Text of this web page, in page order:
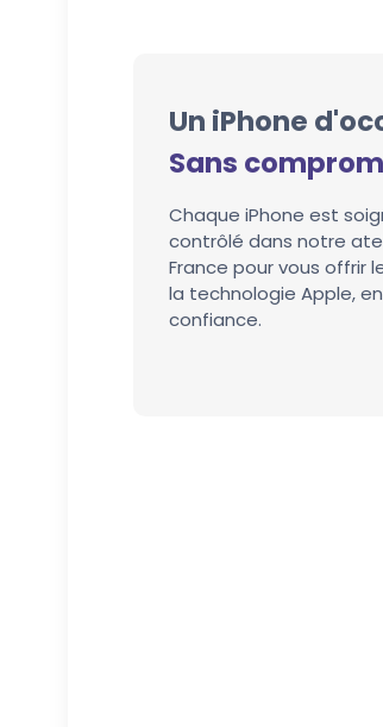
Un iPhone
Sans
Chaque iPhone est
contrôlé dans notre
France pour vous offrir
la technologie Apple,
confiance.